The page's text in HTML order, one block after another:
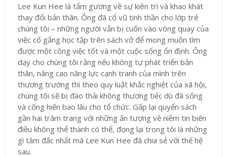
Lee Kun Hee là tấm gương về sự kiên trì và khao khát
thay đổi bản thân. Ông đã cổ vũ tinh thần cho lớp trẻ
chúng tôi – những người vẫn bị cuốn vào vòng quay của
việc cố gắng học tập trên sách vở để mong muốn tìm
được một công việc tốt và một cuộc sống ổn định. Ông
dạy cho chúng tôi rằng nếu không tự phát triển bản
thân, nâng cao năng lực cạnh tranh của mình trên
thương trường thì theo quy luật khắc nghiệt của xã hội,
chúng tôi sẽ bị đào thải không thương tiếc dù đã sống
và cống hiến bao lâu cho tổ chức. Gấp lại quyển sách
gần hai trăm trang với những ấn tượng về niềm tin biến
điều không thể thành có thể, đọng lại trong tôi là những
gì tâm đắc nhất mà Lee Kun Hee đã chia sẻ với thế hệ
sau.